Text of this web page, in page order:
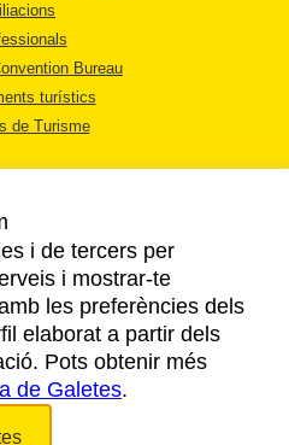
Bureau
turístics
de Turisme
LEGAL
PRIVACITAT
i de tercers per
i mostrar-te
les preferències dels
elaborat a partir dels
Pots obtenir més
de Galetes.